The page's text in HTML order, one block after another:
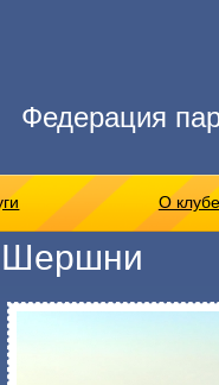
Федерация
О клубе